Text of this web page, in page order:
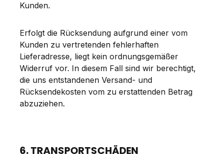
Kunden.
Erfolgt die Rücksendung aufgrund einer vom
Kunden zu vertretenden fehlerhaften
Lieferadresse, liegt kein ordnungsgemäßer
Widerruf vor. In diesem Fall sind wir berechtigt,
die uns entstandenen Versand- und
Rücksendekosten vom zu erstattenden Betrag
abzuziehen.
6. TRANSPORTSCHÄDEN